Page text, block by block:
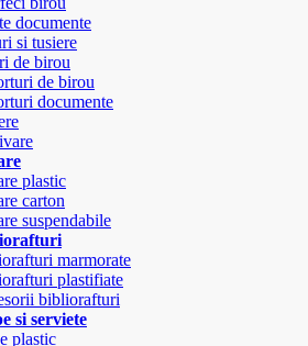
documente
si tusiere
de birou
de birou
documente
plastic
carton
suspendabile
marmorate
plastifiate
bibliorafturi
si serviete
plastic